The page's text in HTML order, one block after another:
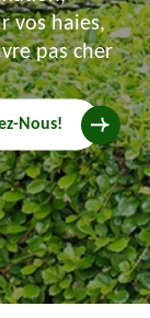
vos haies,
pas cher
Nous!